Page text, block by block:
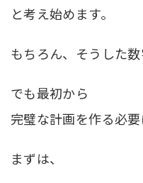
と考え始めます。
もちろん、そうした数
でも最初から
完璧な計画を作る必要
まずは、